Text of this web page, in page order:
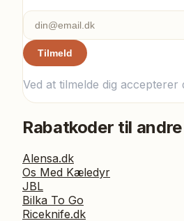
Tilmeld
Ved at tilmelde dig accepterer
Rabatkoder til
Alensa.dk
Os Med Kæledyr
JBL
Bilka To Go
Riceknife.dk